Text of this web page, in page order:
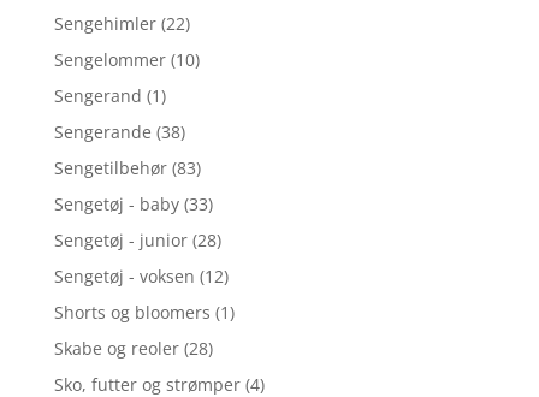
Sengehimler (22)
Sengelommer (10)
Sengerand (1)
Sengerande (38)
Sengetilbehør (83)
Sengetøj - baby (33)
Sengetøj - junior (28)
Sengetøj - voksen (12)
Shorts og bloomers (1)
Skabe og reoler (28)
Sko, futter og strømper (4)